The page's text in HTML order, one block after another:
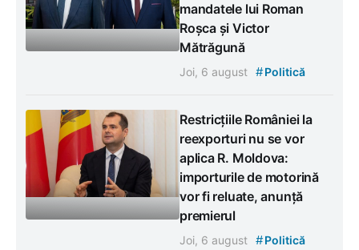
mandatele lui Roman
Roșca și Victor
Mătrăgună
Joi, 6 august #Politică
Restricțiile României la
reexporturi nu se vor
aplica R. Moldova:
importurile de motorină
vor fi reluate, anunță
premierul
Joi, 6 august #Politică